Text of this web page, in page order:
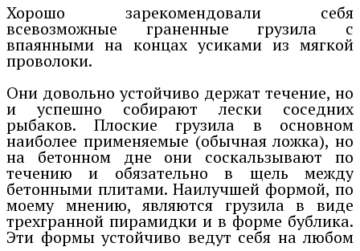
Хорошо зарекомендовали себя
всевозможные граненные грузила с
впаянными на концах усиками из мягкой
проволоки.
Они довольно устойчиво держат течение, но
и успешно собирают лески соседних
рыбаков. Плоские грузила в основном
наиболее применяемые (обычная ложка), но
на бетонном дне они соскальзывают по
течению и обязательно в щель между
бетонными плитами. Наилучшей формой, по
моему мнению, являются грузила в виде
трехгранной пирамидки и в форме бублика.
Эти формы устойчиво ведут себя на любом